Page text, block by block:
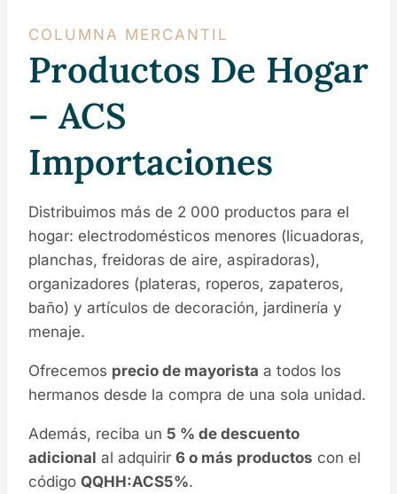
COLUMNA MERCANTIL
Productos De Hogar
– ACS
Importaciones
Distribuimos más de 2 000 productos para el
hogar: electrodomésticos menores (licuadoras,
planchas, freidoras de aire, aspiradoras),
organizadores (plateras, roperos, zapateros,
baño) y artículos de decoración, jardinería y
menaje.
Ofrecemos precio de mayorista a todos los
hermanos desde la compra de una sola unidad.
Además, reciba un 5 % de descuento
adicional al adquirir 6 o más productos con el
código QQHH:ACS5%.